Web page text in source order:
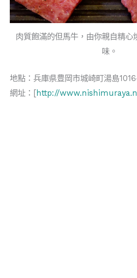
肉質飽滿的但馬牛，由你親自精心
味。
地點：兵庫県豊岡市城崎町湯島
網址：[http://